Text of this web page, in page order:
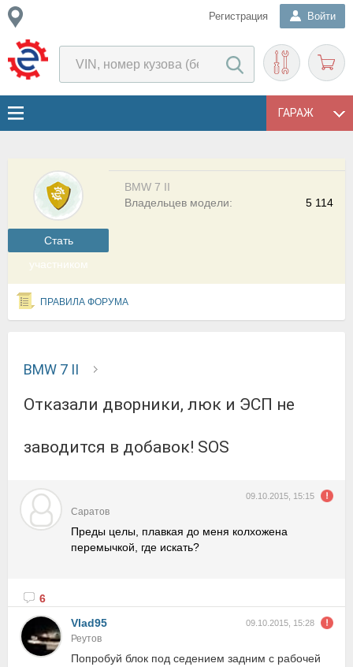
Регистрация Войти
ГАРАЖ
Cтать
участником
BMW 7 II
5 114
Владельцев модели:
ПРАВИЛА ФОРУМА
BMW 7 II
Отказали дворники, люк и ЭСП не
заводится в добавок! SOS
09.10.2015, 15:15
Саратов
Преды целы, плавкая до меня колхожена
перемычкой, где искать?
6
Vlad95
09.10.2015, 15:28
Реутов
Попробуй блок под седением задним с рабочей